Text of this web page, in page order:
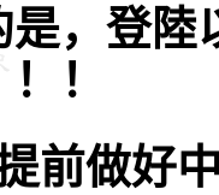
是，登陸
！
前做好